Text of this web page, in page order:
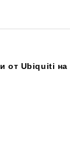
от Ubiquiti на